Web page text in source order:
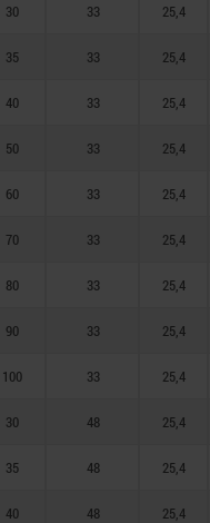
30 33 25,4
35 33 25,4
40 33 25,4
50 33 25,4
60 33 25,4
70 33 25,4
80 33 25,4
90 33 25,4
100 33 25,4
30 48 25,4
35 48 25,4
40 48 25,4